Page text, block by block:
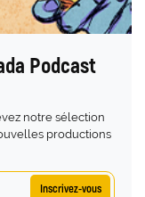
Podcast
notre sélection
productions
Inscrivez-vous